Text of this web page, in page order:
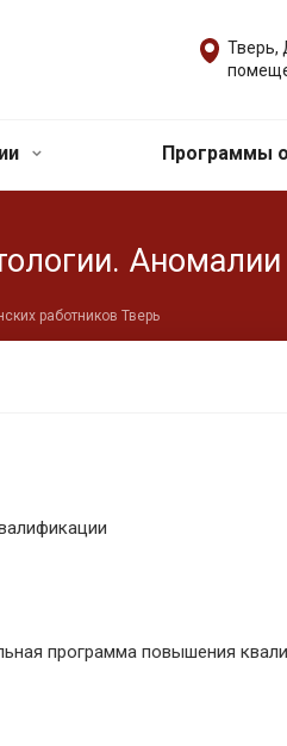
Тверь,
Программы
Аномалии
работников Тверь
программа повышения